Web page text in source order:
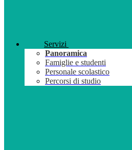
Servizi
Panoramica
Famiglie e studenti
Personale scolastico
Percorsi di studio